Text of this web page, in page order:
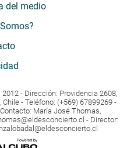
del medio
- Dirección: Providencia 2608,
- Teléfono: (+569) 67899269 -
María José Thomas,
- Director: